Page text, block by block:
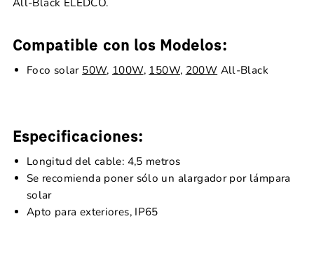
All-Black ELEDCO.
Compatible con los Modelos:
Foco solar 50W, 100W, 150W, 200W All-Black
Especificaciones:
Longitud del cable: 4,5 metros
Se recomienda poner sólo un alargador por lámpara
solar
Apto para exteriores, IP65